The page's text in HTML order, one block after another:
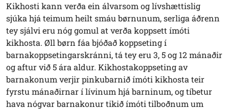
Kikhosti kann verða ein álvarsom og lívshættislig
sjúka hjá teimum heilt smáu børnunum, serliga áðrenn
tey sjálvi eru nóg gomul at verða koppsett ímóti
kikhosta. Øll børn fáa bjóðað koppseting í
barnakoppsetingarskránni, tá tey eru 3, 5 og 12 mánaðir
og aftur við 5 ára aldur. Kikhostakoppseting av
barnakonum verjir pinkubarnið ímóti kikhosta teir
fyrstu mánaðirnar í lívinum hjá barninum, og tíbetur
hava nógvar barnakonur tikið ímóti tilboðnum um